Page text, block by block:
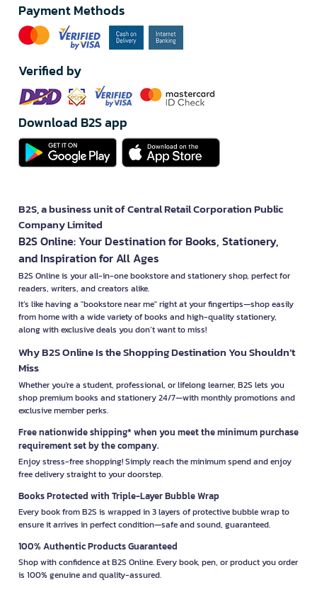
Payment Methods
Verified by
Download B2S app
B2S, a business unit of Central Retail Corporation Public
Company Limited
B2S Online: Your Destination for Books, Stationery,
and Inspiration for All Ages
B2S Online is your all-in-one bookstore and stationery shop, perfect for
readers, writers, and creators alike.
It’s like having a "bookstore near me" right at your fingertips—shop easily
from home with a wide variety of books and high-quality stationery,
along with exclusive deals you don’t want to miss!
Why B2S Online Is the Shopping Destination You Shouldn’t
Miss
Whether you're a student, professional, or lifelong learner, B2S lets you
shop premium books and stationery 24/7—with monthly promotions and
exclusive member perks.
Free nationwide shipping* when you meet the minimum purchase
requirement set by the company.
Enjoy stress-free shopping! Simply reach the minimum spend and enjoy
free delivery straight to your doorstep.
Books Protected with Triple-Layer Bubble Wrap
Every book from B2S is wrapped in 3 layers of protective bubble wrap to
ensure it arrives in perfect condition—safe and sound, guaranteed.
100% Authentic Products Guaranteed
Shop with confidence at B2S Online. Every book, pen, or product you order
is 100% genuine and quality-assured.